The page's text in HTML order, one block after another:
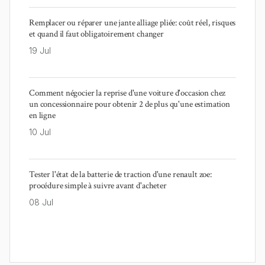
Remplacer ou réparer une jante alliage pliée: coût réel, risques
et quand il faut obligatoirement changer
19 Jul
Comment négocier la reprise d'une voiture d'occasion chez
un concessionnaire pour obtenir 2 de plus qu'une estimation
en ligne
10 Jul
Tester l'état de la batterie de traction d'une renault zoe:
procédure simple à suivre avant d'acheter
08 Jul